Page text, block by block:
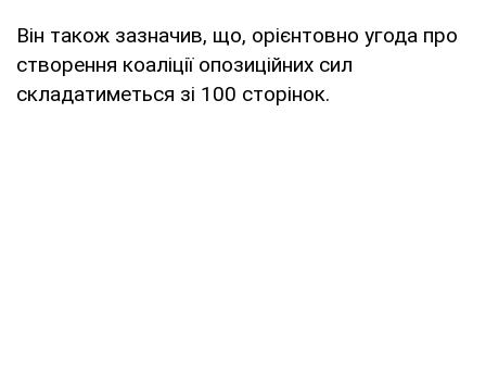
Він також зазначив, що, орієнтовно угода про
створення коаліції опозиційних сил
складатиметься зі 100 сторінок.